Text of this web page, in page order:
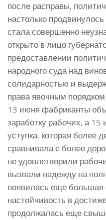
после расправы,
настолько
стала совершенно
открыто в лицо
предоставлении
народного суда над
солидарностью и
права явочным порядком
13 июня фабриканты
заработку рабочих, а
уступка, которая более
сравнивала с более
не удовлетворили
вызвали надежду на
появилась еще большая
настойчивость в
продолжалась еще